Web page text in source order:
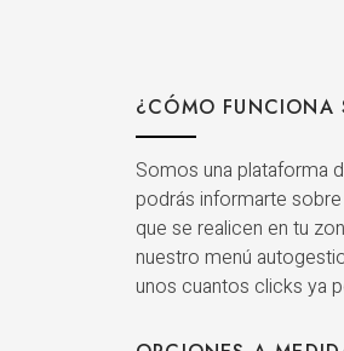
¿CÓMO FUNCIONA
Somos una plataforma
podrás informarte
que se realicen en tu
nuestro menú
unos cuantos clicks ya